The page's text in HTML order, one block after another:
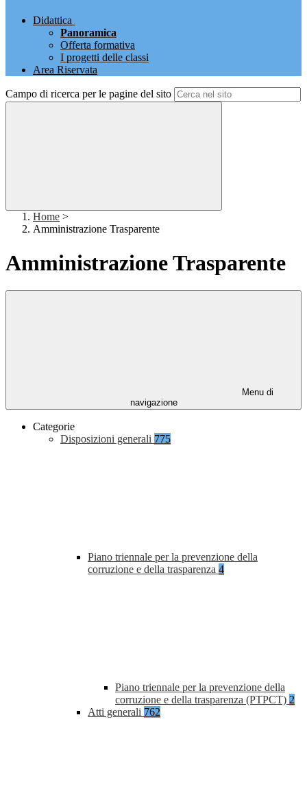
Didattica
Panoramica
Offerta formativa
I progetti delle classi
Area Riservata
Campo di ricerca per le pagine del sito
Home >
Amministrazione Trasparente
Amministrazione Trasparente
Menu di
navigazione
Categorie
Disposizioni generali 775
Piano triennale per la prevenzione della
corruzione e della trasparenza 4
Piano triennale per la prevenzione della
corruzione e della trasparenza (PTPCT) 2
Atti generali 762